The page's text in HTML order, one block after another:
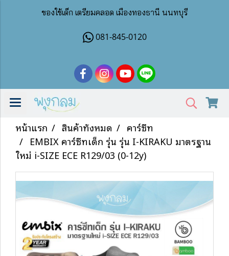
ของใช้เด็ก เตรียมคลอด เมืองทองธานี นนทบุรี
081-845-0120
หน้าแรก สินค้าทั้งหมด
คาร์ซีท
EMBIX คาร์ซีทเด็ก รุ่น รุ่น I-KIRAKU มาตรฐาน
ใหม่ i-SIZE ECE R129/03 (0-12y)